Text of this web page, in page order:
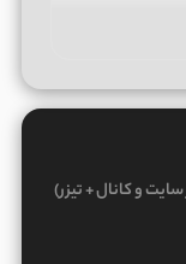
و کانال + تیزر)